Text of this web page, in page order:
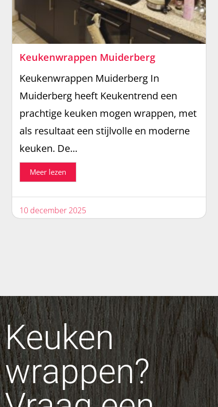
Keukenwrappen Muiderberg
10 december 2025
Keukenwrappen Muiderberg In
Muiderberg heeft Keukentrend een
prachtige keuken mogen wrappen, met
als resultaat een stijlvolle en moderne
keuken. De...
Meer lezen
Keuken
wrappen?